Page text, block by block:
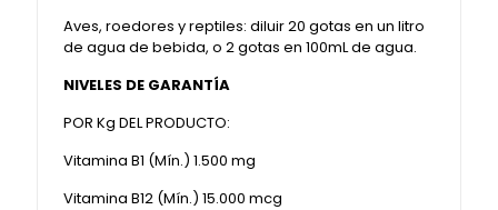
Aves, roedores y reptiles: diluir 20 gotas en un litro
de agua de bebida, o 2 gotas en 100mL de agua.
NIVELES DE GARANTÍA
POR Kg DEL PRODUCTO:
Vitamina B1 (Mín.) 1.500 mg
Vitamina B12 (Mín.) 15.000 mcg